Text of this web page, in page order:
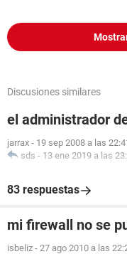
Discusiones similares
el administrador
jarrax - 19 sep 2008 a las
sds - 13 ene 2019 a las
83 respuestas
mi firewall no se
isbeliz - 27 ago 2010 a las